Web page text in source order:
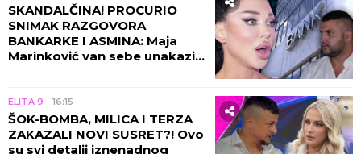
SKANDALČINA! PROCURIO
SNIMAK RAZGOVORA
BANKARKE I ASMINA: Maja
Marinković van sebe unakazila
ELITA 9 16:15
ŠOK-BOMBA, MILICA I TERZA
ZAKAZALI NOVI SUSRET?! Ovo
su svi detalji iznenadnog